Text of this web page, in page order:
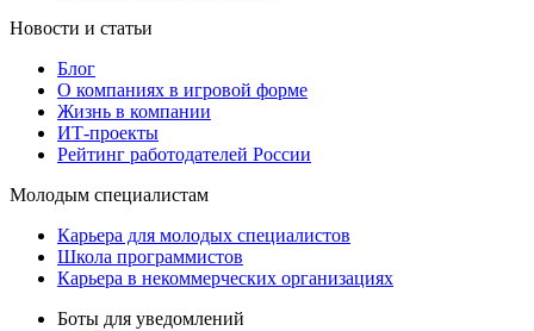
Новости и статьи
Блог
О компаниях в игровой форме
Жизнь в компании
ИТ-проекты
Рейтинг работодателей России
Молодым специалистам
Карьера для молодых специалистов
Школа программистов
Карьера в некоммерческих организациях
Боты для уведомлений